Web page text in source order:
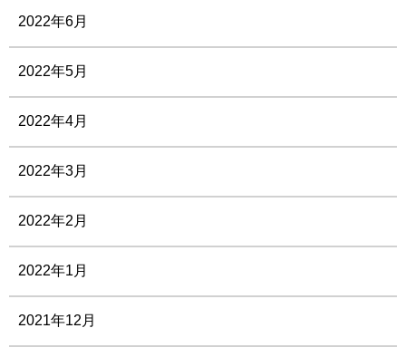
2022年6月
2022年5月
2022年4月
2022年3月
2022年2月
2022年1月
2021年12月